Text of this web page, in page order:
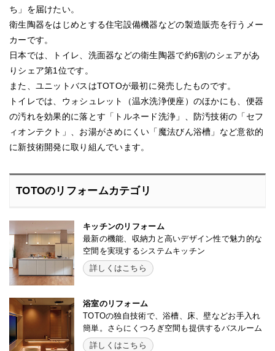
ち」を届けたい。
衛生陶器をはじめとする住宅設備機器などの製造販売を行うメー
カーです。
日本では、トイレ、洗面器などの衛生陶器で約6割のシェアがあ
りシェア第1位です。
また、ユニットバスはTOTOが最初に発売したものです。
トイレでは、ウォシュレット（温水洗浄便座）のほかにも、便器
の汚れを効果的に落とす「トルネード洗浄」、防汚技術の「セフ
ィオンテクト」、お湯がさめにくい「魔法びん浴槽」など意欲的
に新技術開発に取り組んでいます。
TOTOのリフォームカテゴリ
キッチンのリフォーム
最新の機能、収納力と高いデザイン性で魅力的な
空間を実現するシステムキッチン
詳しくはこちら
浴室のリフォーム
TOTOの独自技術で、浴槽、床、壁などお手入れ
簡単。さらにくつろぎ空間も提供するバスルーム
詳しくはこちら